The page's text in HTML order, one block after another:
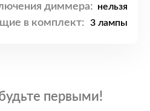
диммера: нельзя
в комплект: 3 лампы
первыми!